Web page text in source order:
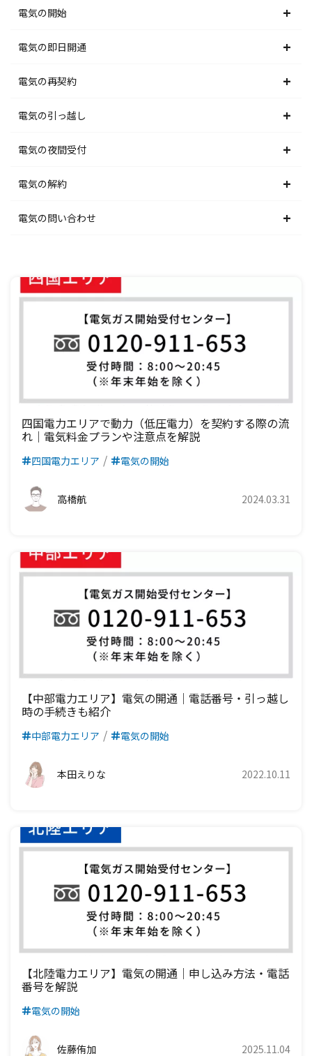
電気の開始
北海道電力エリア
東北電力エリア
東京電力エリア
北陸電力エリア
中部電力エリア
関西電力エリア
四国電力エリア
九州電力エリア
電気の即日開通
北海道電力エリア
東北電力エリア
東京電力エリア
北陸電力エリア
中部電力エリア
中国電力エリア
四国電力エリア
九州電力エリア
電気の再契約
北海道電力エリア
東北電力エリア
東京電力エリア
北陸電力エリア
関西電力エリア
中国電力エリア
四国電力エリア
九州電力エリア
電気の引っ越し
北海道電力エリア
東北電力エリア
東京電力エリア
中部電力エリア
関西電力エリア
中国電力エリア
四国電力エリア
九州電力エリア
電気の夜間受付
北海道電力エリア
東北電力エリア
北陸電力エリア
中部電力エリア
関西電力エリア
中国電力エリア
四国電力エリア
電気の解約
北海道電力エリア
東京電力エリア
北陸電力エリア
中部電力エリア
関西電力エリア
中国電力エリア
九州電力エリア
電気の問い合わせ
東北電力エリア
東京電力エリア
北陸電力エリア
中部電力エリア
関西電力エリア
四国電力エリア
四国電力エリアで動力（低圧電力）を契約する際の流
れ｜電気料金プランや注意点を解説
四国電力エリア 電気の開始
高橋航 2024.03.31
【中部電力エリア】電気の開通｜電話番号・引っ越し
時の手続きも紹介
中部電力エリア 電気の開始
本田えりな 2022.10.11
【北陸電力エリア】電気の開通｜申し込み方法・電話
番号を解説
電気の開始
佐藤侑加 2025.11.04